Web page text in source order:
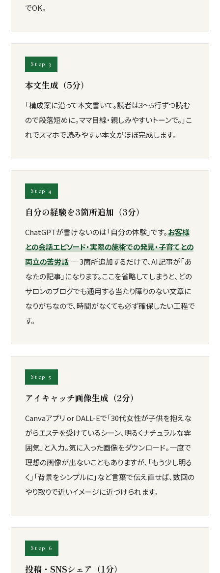
でOK。
Step 3
本文生成（5分）
「構成案に沿って本文書いて。読者は3〜5行ずつ読む
ので段落短めに。ママ目線・親しみやすいトーンで。」こ
れでスマホで読みやすい本文がほぼ完成します。
Step 4
自分の経験を3箇所追加（3分）
ChatGPTが書けないのは「自分の体験」です。お客様
との会話エピソード・実際の施術での発見・子育てとの
両立の苦労話 — 3箇所追加するだけで、AI記事が「あ
なたの記事」になります。ここを省略してしまうと、どの
サロンのブログでも通用する当たり障りのない文章に
なりがちなので、時間がなくても必ず確保したい工程で
す。
Step 5
アイキャッチ画像生成（2分）
Canvaアプリ or DALL-Eで「30代女性が子供を抱えな
がらエステを受けているシーン、明るくナチュラルな雰
囲気」と入力。気に入った画像をダウンロード。一度で
理想の画像が出ないこともありますが、「もう少し明る
く」「背景をシンプルに」など言葉で伝え直せば、数回の
やり取りで近いイメージに近づけられます。
Step 6
投稿・SNSシェア（1分）